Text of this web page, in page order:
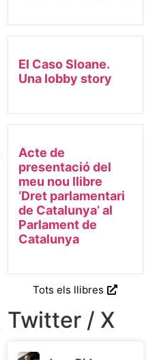
El Caso Sloane.
Una lobby story
Acte de
presentació del
meu nou llibre
‘Dret parlamentari
de Catalunya’ al
Parlament de
Catalunya
Tots els llibres
Twitter / X